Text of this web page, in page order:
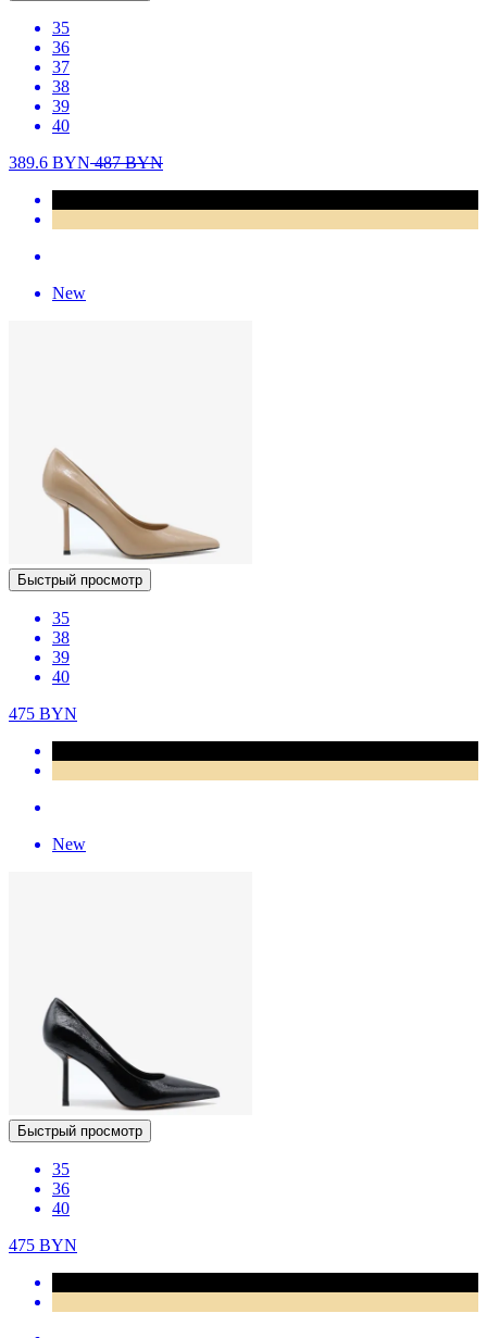
35
36
37
38
39
40
389.6 BYN487BYN
New
Быстрый просмотр
35
38
39
40
475 BYN
New
Быстрый просмотр
35
36
40
475 BYN